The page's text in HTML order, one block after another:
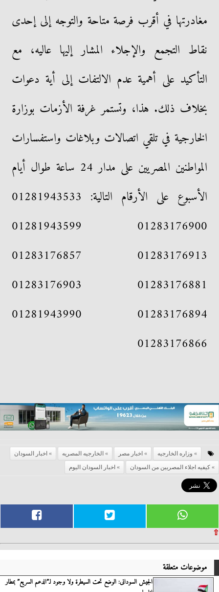
مغادرتها في أقرب فرصة متاحة والتوجه إلى إحدى
نقاط التجمع والإجلاء المشار إليها عاليه، مع
التأكيد على أهمية عدم الالتفات إلى أية دعوات
بخلاف ذلك. هذا، وتستمر غرفة الأزمات بوزارة
الخارجية في تلقي اتصالات وبلاغات واستفسارات
المواطنين المصريين على مدار 24 ساعة طوال أيام
الأسبوع على الأرقام التالية: 01281943533
01283176900 01281943599
01283176913 01283176857
01283176881 01283176903
01283176894 01281943990
01283176866
وزاره الخارجيه اخبار مصر الخارجيه المصريه
اخبار السودان
كيفيه اجلاء المصريين من السودان
اخبار السودان اليوم
⇧
موضوعات متعلقة
الجيش السودانى: الوضع تحت السيطرة ولا وجود لـ”الدعم السريع” بمطار